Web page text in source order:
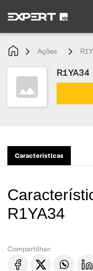
Ações
R1YA34
Características
R1YA34
Compartilhar: